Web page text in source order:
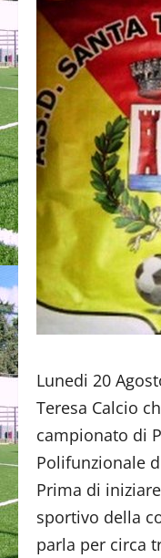
Lunedi 20
Teresa Calcio
campionato di
Polifunzionale
Prima di
sportivo della
parla per circa